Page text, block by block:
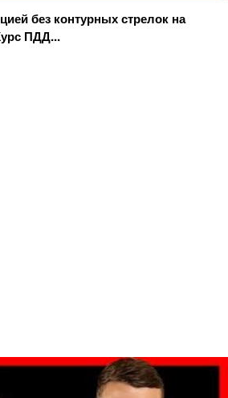
без контурных стрелок на
ПДД...